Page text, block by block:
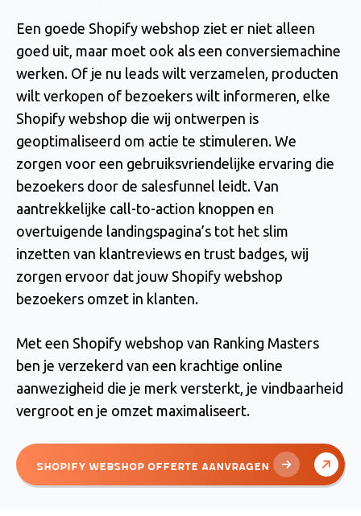
Een goede Shopify webshop ziet er niet alleen
goed uit, maar moet ook als een conversiemachine
werken. Of je nu leads wilt verzamelen, producten
wilt verkopen of bezoekers wilt informeren, elke
Shopify webshop die wij ontwerpen is
geoptimaliseerd om actie te stimuleren. We
zorgen voor een gebruiksvriendelijke ervaring die
bezoekers door de salesfunnel leidt. Van
aantrekkelijke call-to-action knoppen en
overtuigende landingspagina’s tot het slim
inzetten van klantreviews en trust badges, wij
zorgen ervoor dat jouw Shopify webshop
bezoekers omzet in klanten.
Met een Shopify webshop van Ranking Masters
ben je verzekerd van een krachtige online
aanwezigheid die je merk versterkt, je vindbaarheid
vergroot en je omzet maximaliseert.
Shopify Webshop Offerte Aanvragen